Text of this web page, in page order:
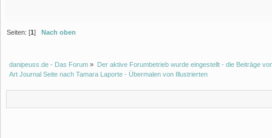
Seiten: [1]Nach oben
danipeuss.de - Das Forum »
Der aktive Forumbetrieb wurde eingestellt - die Beiträge
Art Journal Seite nach Tamara Laporte - Übermalen von Illustrierten